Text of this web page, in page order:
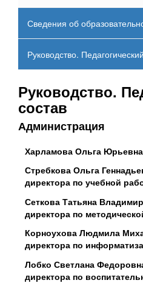
Сведения об
Руководство.
Руководство.
состав
Администрация
Харламова Ольга
Стребкова Ольга
директора по учебной
Сеткова Татьяна
директора по
Корноухова Людмила
директора по
Лобко Светлана
директора по